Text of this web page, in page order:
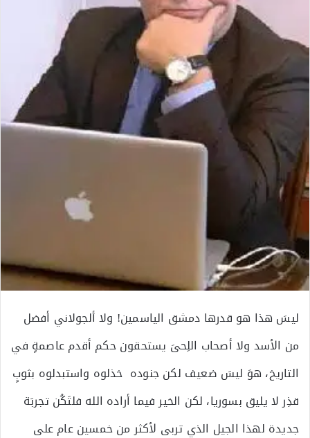
ليسَ هذا هو قدرها دمشق الياسمين! ولا ألجولاني أفضل
من الأسد ولا أصحاب اللِحىَ يستحقون حكم أقدم عاصمةٍ في
التاريخ، هوَ ليسَ ضعيف لكن جنوده خذلوه واستبدلوه بثوبٍ
قذِر لا يليق بسوريا، لكن الخير فيما أراده الله فلتَكُن تجربَة
جديدة لهذا الجيل الذي تربى لأكثر من خمسين عام على